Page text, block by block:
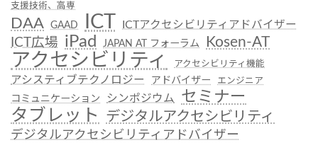
支援技術、高専
DAA GAAD ICT ICTアクセシビリティアドバイザー
ICT広場 iPad JAPAN AT フォーラム Kosen-AT
アクセシビリティ アクセシビリティ機能
アシスティブテクノロジー アドバイザー エンジニア
コミュニケーション シンポジウム セミナー
タブレット デジタルアクセシビリティ
デジタルアクセシビリティアドバイザー